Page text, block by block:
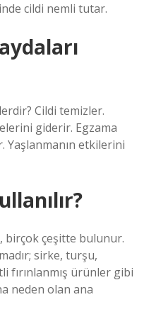
cildi nemli tutar.
Cildi temizler.
giderir. Egzama
Yaşlanmanın etkilerini
birçok çeşitte bulunur.
sirke, turşu,
fırınlanmış ürünler gibi
neden olan ana